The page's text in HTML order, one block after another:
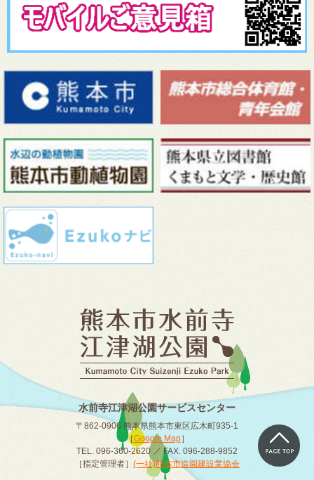
水前寺江津湖公園サービスセンター
〒862-0906 熊本県熊本市東区広木町935-1
［Google Map］
TEL. 096-360-2620 ／ FAX. 096-288-9852
［指定管理者］ (一社)熊本市造園建設業協会